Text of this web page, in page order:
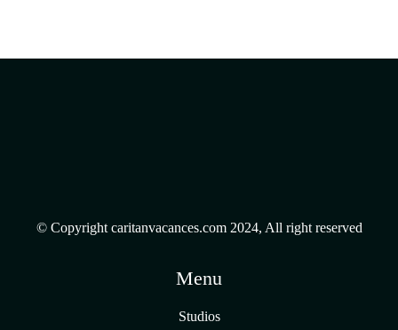
© Copyright caritanvacances.com 2024, All right reserved
Menu
Studios